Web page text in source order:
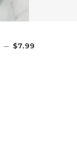
— PRIX RÉGULIER
$7.99